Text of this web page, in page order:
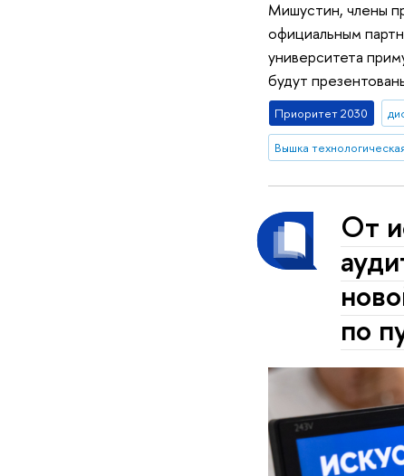
Мишустин, члены
официальным
университета
будут
Приоритет 2030
Вышка
От
по